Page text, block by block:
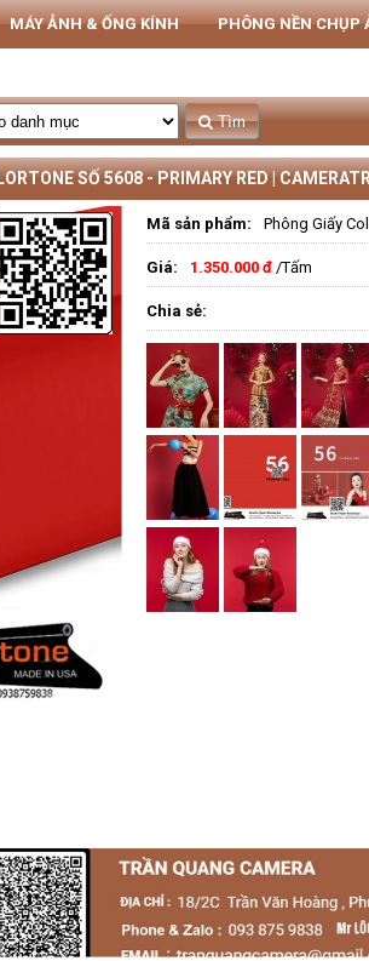
MÁY ẢNH & ỐNG KÍNH PHÔNG NỀN CHỤP
Tìm
SỐ 5608 - PRIMARY RED |
Mã sản phẩm: Phông Giấy
Giá: 1.350.000 đ /Tấm
Chia sẻ: